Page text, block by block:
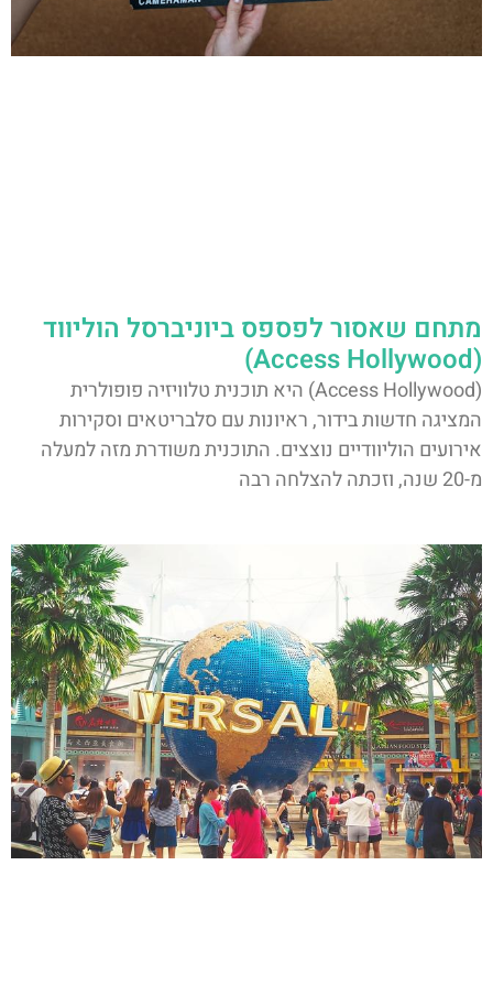
מתחם שאסור לפספס ביוניברסל הוליווד
(Access Hollywood)
(Access Hollywood) היא תוכנית טלוויזיה פופולרית
המציגה חדשות בידור, ראיונות עם סלבריטאים וסקירות
אירועים הוליוודיים נוצצים. התוכנית משודרת מזה למעלה
מ-20 שנה, וזכתה להצלחה רבה